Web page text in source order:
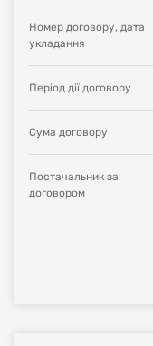
Номер договору, дата
укладання
Період дії договору
Сума договору
Постачальник за
договором